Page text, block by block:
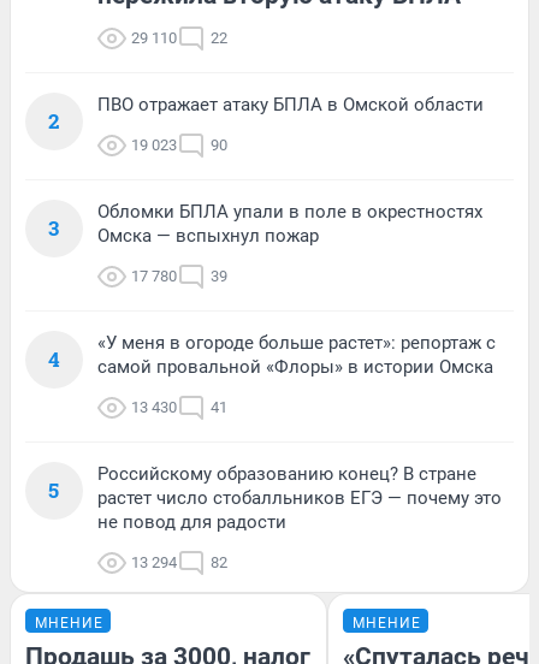
29 110 22
2
ПВО отражает атаку БПЛА в Омской области
19 023 90
3
Обломки БПЛА упали в поле в окрестностях
Омска — вспыхнул пожар
17 780 39
4
«У меня в огороде больше растет»: репортаж с
самой провальной «Флоры» в истории Омска
13 430 41
5
Российскому образованию конец? В стране
растет число стобалльников ЕГЭ — почему это
не повод для радости
13 294 82
МНЕНИЕ
Продашь за 3000, налог
МНЕНИЕ
«Спуталась